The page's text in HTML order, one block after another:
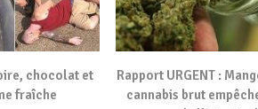
chocolat et
fraîche
Rapport URGENT :
cannabis brut